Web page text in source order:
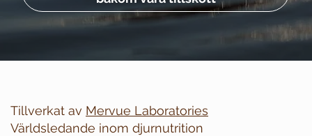
Tillverkat av Mervue Laboratories
Världsledande inom djurnutrition